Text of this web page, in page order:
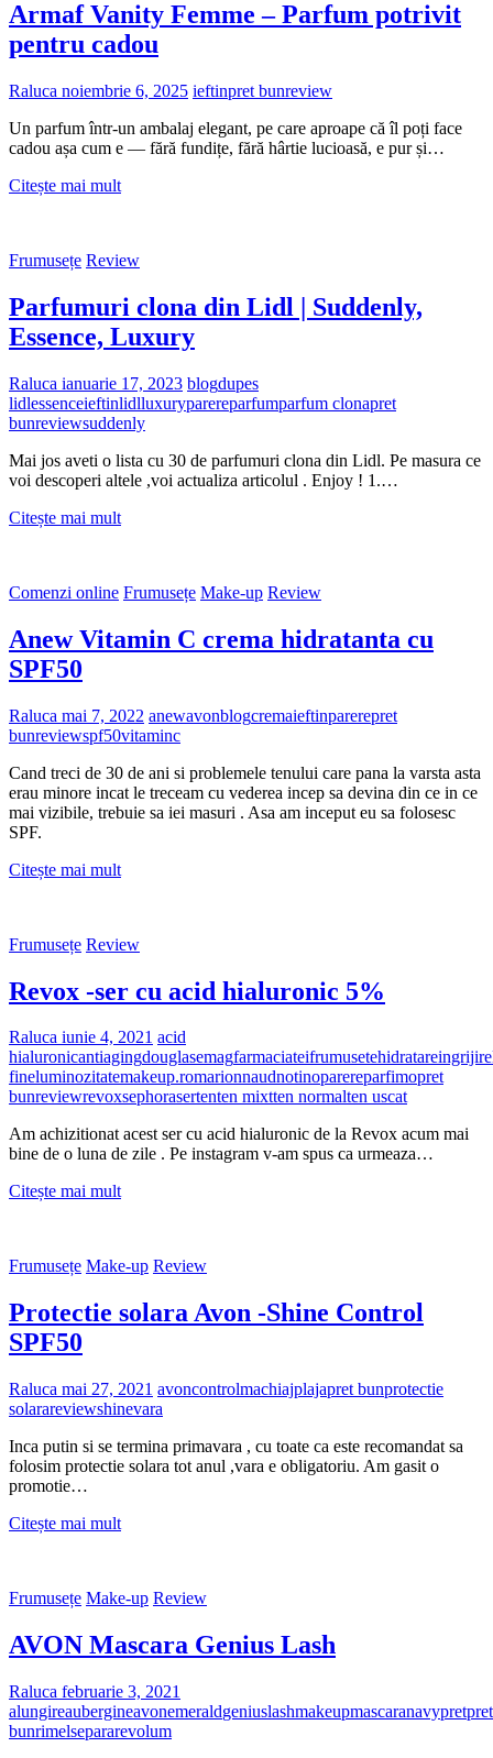
Armaf Vanity Femme – Parfum potrivit
pentru cadou
Raluca noiembrie 6, 2025 ieftinpret bunreview
Un parfum într-un ambalaj elegant, pe care aproape că îl poți face
cadou așa cum e — fără fundițe, fără hârtie lucioasă, e pur și…
Citește mai multArmaf
Parfum
pentru
cadou
Frumusețe Review
Parfumuri clona din Lidl | Suddenly,
Essence, Luxury
Raluca ianuarie 17, 2023 blogdupes
lidlessenceieftinlidlluxuryparereparfumparfum clonapret
bunreviewsuddenly
Mai jos aveti o lista cu 30 de parfumuri clona din Lidl. Pe masura ce
voi descoperi altele ,voi actualiza articolul . Enjoy ! 1.…
Citește mai multParfumuri
Essence,
Luxury
Comenzi online Frumusețe Make-up Review
Anew Vitamin C crema hidratanta cu
SPF50
Raluca mai 7, 2022 anewavonblogcremaieftinparerepret
bunreviewspf50vitaminc
Cand treci de 30 de ani si problemele tenului care pana la varsta asta
erau minore incat le treceam cu vederea incep sa devina din ce in ce
mai vizibile, trebuie sa iei masuri . Asa am inceput eu sa folosesc
SPF.
Citește mai multAnew
hidratanta
SPF50
Frumusețe Review
Revox -ser cu acid hialuronic 5%
Raluca iunie 4, 2021 acid
hialuronicantiagingdouglasemagfarmaciateifrumusetehidratareingrijire
fineluminozitatemakeup.romarionnaudnotinoparereparfimopret
bunreviewrevoxsephorasertenten mixtten normalten uscat
Am achizitionat acest ser cu acid hialuronic de la Revox acum mai
bine de o luna de zile . Pe instagram v-am spus ca urmeaza…
Citește mai multRevox
acid
5%
Frumusețe Make-up Review
Protectie solara Avon -Shine Control
SPF50
Raluca mai 27, 2021 avoncontrolmachiajplajapret bunprotectie
solarareviewshinevara
Inca putin si se termina primavara , cu toate ca este recomandat sa
folosim protectie solara tot anul ,vara e obligatoriu. Am gasit o
promotie…
Citește mai multProtectie
Shine
SPF50
Frumusețe Make-up Review
AVON Mascara Genius Lash
Raluca februarie 3, 2021
alungireaubergineavonemeraldgeniuslashmakeupmascaranavypretpret
bunrimelsepararevolum